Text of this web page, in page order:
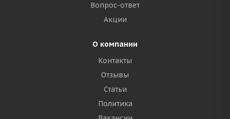
Вопрос-ответ
Акции
О компании
Контакты
Отзывы
Статьи
Политика